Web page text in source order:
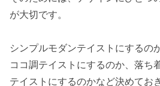
が大切です。
シンプルモダンテイストにするの
ココ調テイストにするのか、落ち
テイストにするのかなど決めてお